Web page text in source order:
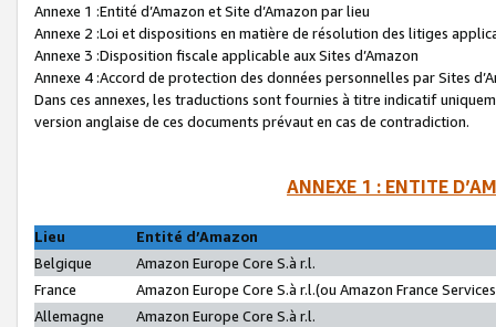
Annexe 1 :Entité d’Amazon et Site d’Amazon par lieu
Annexe 2 :Loi et dispositions en matière de résolution des litiges
Annexe 3 :Disposition fiscale applicable aux Sites d’Amazon
Annexe 4 :Accord de protection des données personnelles par Sites
Dans ces annexes, les traductions sont fournies à titre indicatif
version anglaise de ces documents prévaut en cas de contradiction.
ANNEXE 1 : ENTITE
Lieu
Entité d’Amazon
Belgique
Amazon Europe Core S.à r.l.
France
Amazon Europe Core S.à r.l.(ou Amazon France
Allemagne
Amazon Europe Core S.à r.l.